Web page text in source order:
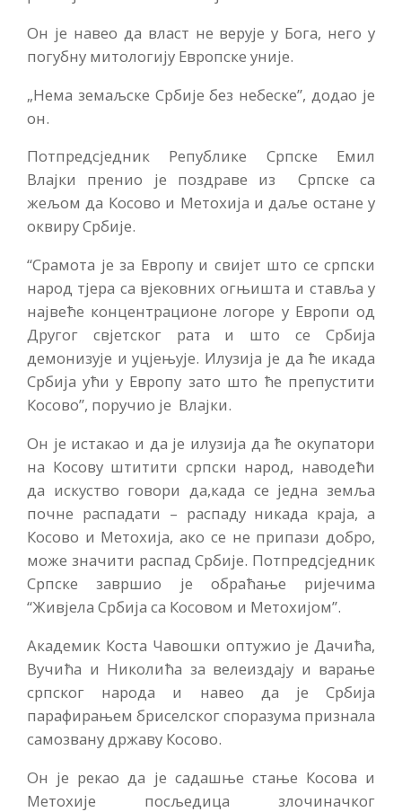
Он је навео да власт не верује у Бога, него у
погубну митологију Европске уније.
„Нема земаљске Србије без небеске”, додао је
он.
Потпредсједник Републике Српске Емил
Влајки пренио је поздраве из Српске са
жељом да Косово и Метохија и даље остане у
оквиру Србије.
“Срамота је за Европу и свијет што се српски
народ тјера са вјековних огњишта и ставља у
највеће концентрационе логоре у Европи од
Другог свјетског рата и што се Србија
демонизује и уцјењује. Илузија је да ће икада
Србија ући у Европу зато што ће препустити
Косово”, поручио је Влајки.
Он је истакао и да је илузија да ће окупатори
на Косову штитити српски народ, наводећи
да искуство говори да,када се једна земља
почне распадати – распаду никада краја, а
Косово и Метохија, ако се не припази добро,
може значити распад Србије. Потпредсједник
Српске завршио је обраћање ријечима
“Живјела Србија са Косовом и Метохијом”.
Академик Коста Чавошки оптужио је Дачића,
Вучића и Николића за велеиздају и варање
српског народа и навео да је Србија
парафирањем бриселског споразума признала
самозвану државу Косово.
Он је рекао да је садашње стање Косова и
Метохије посљедица злочиначког